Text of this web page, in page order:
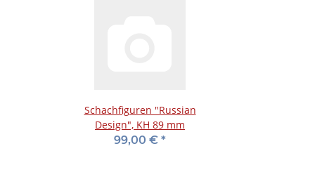
Schachfiguren "Russian
Design", KH 89 mm
99,00 € *